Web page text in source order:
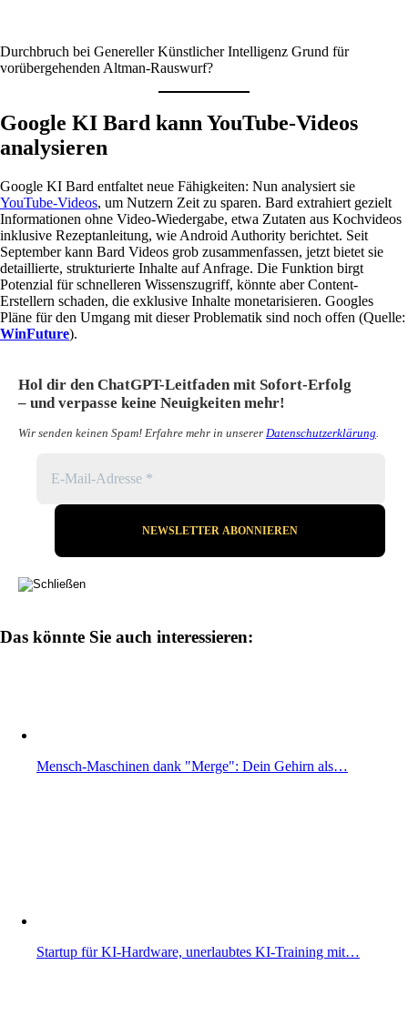
Durchbruch bei Genereller Künstlicher Intelligenz Grund für
vorübergehenden Altman-Rauswurf?
Google KI Bard kann YouTube-Videos
analysieren
Google KI Bard entfaltet neue Fähigkeiten: Nun analysiert sie
YouTube-Videos, um Nutzern Zeit zu sparen. Bard extrahiert gezielt
Informationen ohne Video-Wiedergabe, etwa Zutaten aus Kochvideos
inklusive Rezeptanleitung, wie Android Authority berichtet. Seit
September kann Bard Videos grob zusammenfassen, jetzt bietet sie
detaillierte, strukturierte Inhalte auf Anfrage. Die Funktion birgt
Potenzial für schnelleren Wissenszugriff, könnte aber Content-
Erstellern schaden, die exklusive Inhalte monetarisieren. Googles
Pläne für den Umgang mit dieser Problematik sind noch offen (Quelle:
WinFuture).
Hol dir den ChatGPT-Leitfaden mit Sofort-Erfolg
– und verpasse keine Neuigkeiten mehr!
Wir senden keinen Spam! Erfahre mehr in unserer Datenschutzerklärung
Das könnte Sie auch interessieren:
Mensch-Maschinen dank "Merge": Dein Gehirn als…
Startup für KI-Hardware, unerlaubtes KI-Training mit…